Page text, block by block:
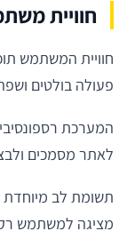
חוויית
חוויית המשתמש
פעולה בולטים
המערכת
לאתר מסמכים
תשומת לב מיוחדת
מציגה למשתמש רק